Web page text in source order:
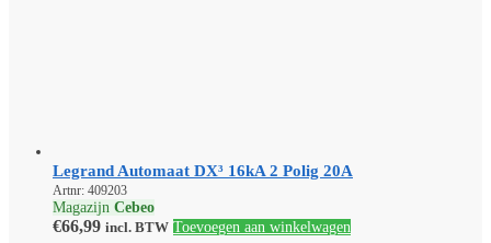
Legrand Automaat DX³ 16kA 2 Polig 20A
Artnr: 409203
Magazijn Cebeo
€66,99 incl. BTW Toevoegen aan winkelwagen